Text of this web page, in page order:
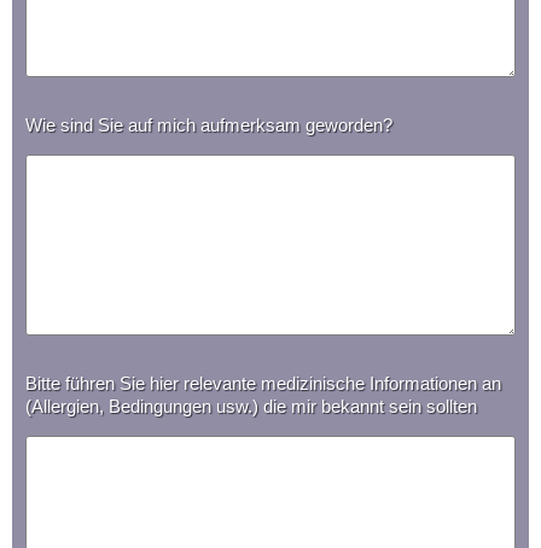
Wie sind Sie auf mich aufmerksam geworden?
Bitte führen Sie hier relevante medizinische Informationen an
(Allergien, Bedingungen usw.) die mir bekannt sein sollten